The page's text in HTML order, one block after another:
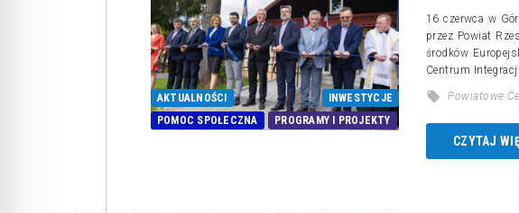
AKTUALNOŚCI
INWESTYCJE
POMOC SPOŁECZNA
PROGRAMY I PROJEKTY
16 czerwca w
przez Powiat
środków
Centrum
Powiatowe
CZYTAJ